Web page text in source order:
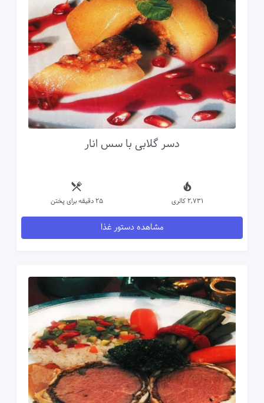
دسر گلابی با سس انار
2,731 کالری 25 دقیقه برای پختن
مشاهده دستور غذا